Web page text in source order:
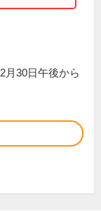
月30日午後から